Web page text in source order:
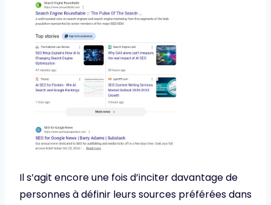
Il s’agit encore une fois d’inciter davantage de
personnes à définir leurs sources préférées dans